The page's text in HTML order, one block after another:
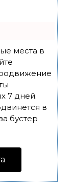
места в
7 дней.
в
бустер